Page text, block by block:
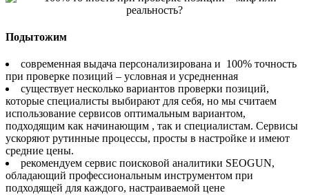
Подытожим
современная выдача персонализирована и 100% точность
при проверке позиций – условная и усредненная
существует несколько вариантов проверки позиций,
которые специалисты выбирают для себя, но мы считаем
использование сервисов оптимальным вариантом,
подходящим как начинающим , так и специалистам. Сервисы
ускоряют рутинные процессы, просты в настройке и имеют
средние цены.
рекомендуем сервис поисковой аналитики SEOGUN,
обладающий профессиональным инструментом при
подходящей для каждого, настраиваемой цене